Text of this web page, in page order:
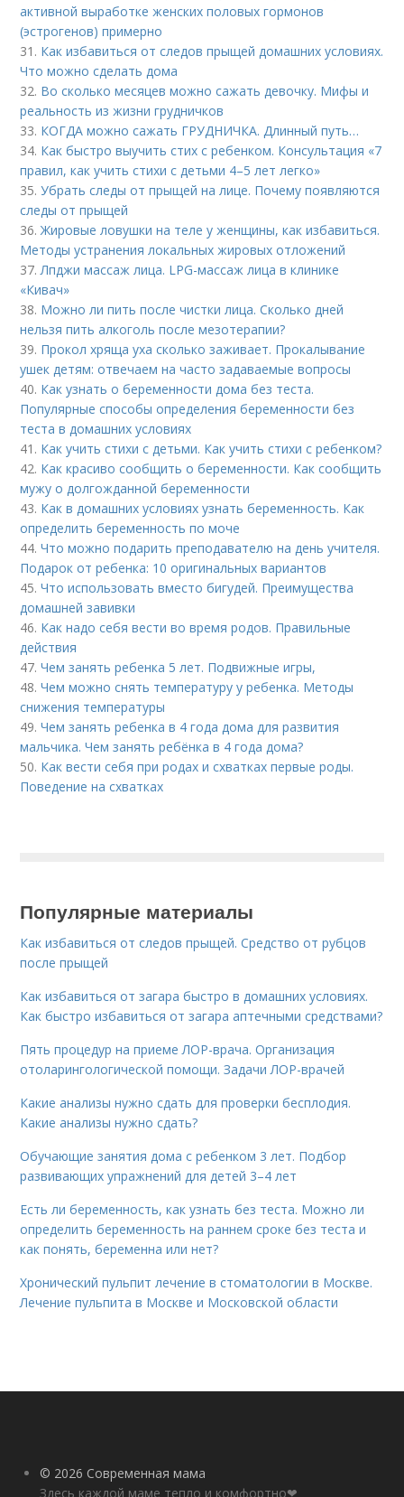
активной выработке женских половых гормонов
(эстрогенов) примерно
31. Как избавиться от следов прыщей домашних условиях.
Что можно сделать дома
32. Во сколько месяцев можно сажать девочку. Мифы и
реальность из жизни грудничков
33. КОГДА можно сажать ГРУДНИЧКА. Длинный путь…
34. Как быстро выучить стих с ребенком. Консультация «7
правил, как учить стихи с детьми 4–5 лет легко»
35.Убрать следы от прыщей на лице. Почему появляются
следы от прыщей
36.Жировые ловушки на теле у женщины, как избавиться.
Методы устранения локальных жировых отложений
37.Лпджи массаж лица. LPG-массаж лица в клинике
«Кивач»
38. Можно ли пить после чистки лица. Сколько дней
нельзя пить алкоголь после мезотерапии?
39. Прокол хряща уха сколько заживает. Прокалывание
ушек детям: отвечаем на часто задаваемые вопросы
40. Как узнать о беременности дома без теста.
Популярные способы определения беременности без
теста в домашних условиях
41. Как учить стихи с детьми. Как учить стихи с ребенком?
42. Как красиво сообщить о беременности. Как сообщить
мужу о долгожданной беременности
43. Как в домашних условиях узнать беременность. Как
определить беременность по моче
44.Что можно подарить преподавателю на день учителя.
Подарок от ребенка: 10 оригинальных вариантов
45.Что использовать вместо бигудей. Преимущества
домашней завивки
46. Как надо себя вести во время родов. Правильные
действия
47.Чем занять ребенка 5 лет. Подвижные игры,
48.Чем можно снять температуру у ребенка. Методы
снижения температуры
49.Чем занять ребенка в 4 года дома для развития
мальчика. Чем занять ребёнка в 4 года дома?
50. Как вести себя при родах и схватках первые роды.
Поведение на схватках
Популярные материалы
Как избавиться от следов прыщей. Средство от рубцов
после прыщей
Как избавиться от загара быстро в домашних условиях.
Как быстро избавиться от загара аптечными средствами?
Пять процедур на приеме ЛОР-врача. Организация
отоларингологической помощи. Задачи ЛОР-врачей
Какие анализы нужно сдать для проверки бесплодия.
Какие анализы нужно сдать?
Обучающие занятия дома с ребенком 3 лет. Подбор
развивающих упражнений для детей 3–4 лет
Есть ли беременность, как узнать без теста. Можно ли
определить беременность на раннем сроке без теста и
как понять, беременна или нет?
Хронический пульпит лечение в стоматологии в Москве.
Лечение пульпита в Москве и Московской области
© 2026 Современная мама
Здесь каждой маме тепло и комфортно❤